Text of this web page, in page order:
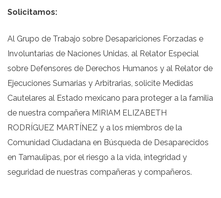
Solicitamos:
Al Grupo de Trabajo sobre Desapariciones Forzadas e
Involuntarias de Naciones Unidas, al Relator Especial
sobre Defensores de Derechos Humanos y al Relator de
Ejecuciones Sumarias y Arbitrarias, solicite Medidas
Cautelares al Estado mexicano para proteger a la familia
de nuestra compañera MIRIAM ELIZABETH
RODRÍGUEZ MARTÍNEZ y a los miembros de la
Comunidad Ciudadana en Búsqueda de Desaparecidos
en Tamaulipas, por el riesgo a la vida, integridad y
seguridad de nuestras compañeras y compañeros.